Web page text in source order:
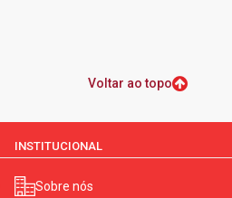
Voltar ao topo
INSTITUCIONAL
Sobre nós